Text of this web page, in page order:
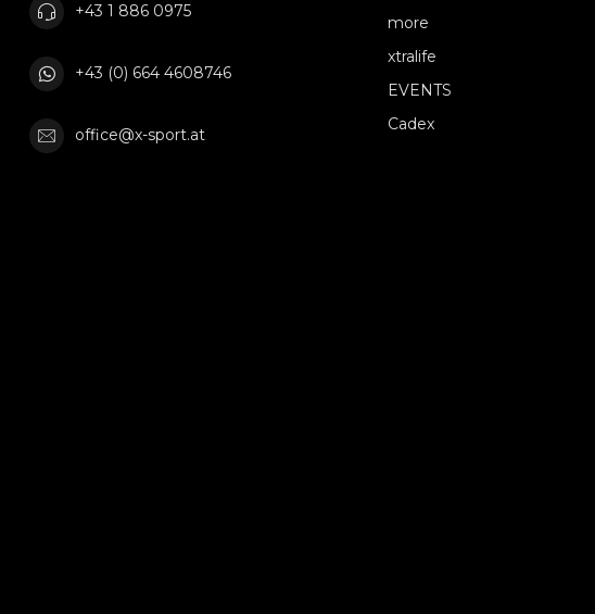
+43 1 886 0975
+43 (0) 664 4608746
office@x-sport.at
more
xtralife
EVENTS
Cadex